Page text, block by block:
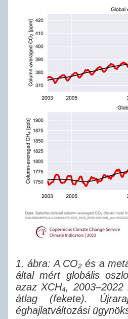
1. ábra: A CO₂ és a
által mért globális
azaz XCH₄,
átlag (fekete).
éghajlatváltozási